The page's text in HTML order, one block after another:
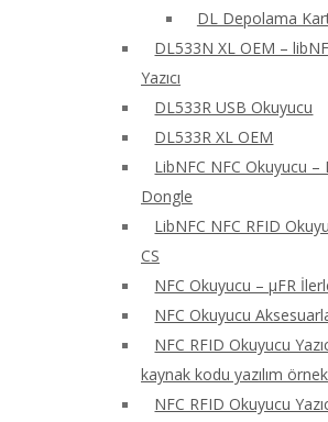
DL Depolama
DL533N XL OEM –
Yazıcı
DL533R USB Okuyucu
DL533R XL OEM
LibNFC NFC Okuyucu –
Dongle
LibNFC NFC RFID
CS
NFC Okuyucu – μFR
NFC Okuyucu
NFC RFID Okuyucu
kaynak kodu yazılım
NFC RFID Okuyucu